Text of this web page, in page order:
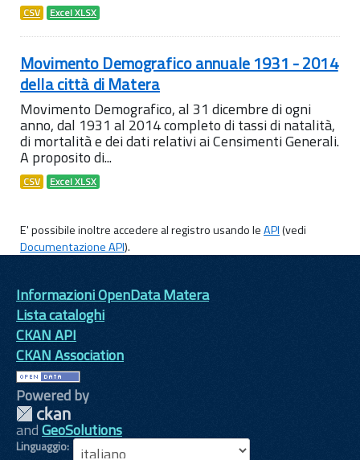
CSV Excel XLSX
Movimento Demografico annuale 1931 - 2014
della città di Matera
Movimento Demografico, al 31 dicembre di ogni
anno, dal 1931 al 2014 completo di tassi di natalità,
di mortalità e dei dati relativi ai Censimenti Generali.
A proposito di...
CSV Excel XLSX
E' possibile inoltre accedere al registro usando leAPI(vedi
Documentazione API).
Informazioni OpenData Matera
Lista cataloghi
CKAN API
CKAN Association
Powered by
andGeoSolutions
Linguaggio